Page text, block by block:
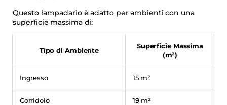
Questo lampadario è adatto per ambienti con una
superficie massima di:
Tipo di Ambiente
Superficie Massima
(m²)
Ingresso 15 m²
Corridoio 19 m²